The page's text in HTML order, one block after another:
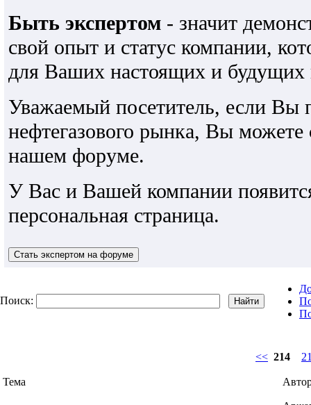
Быть экспертом - значит
свой опыт и статус компании,
для Ваших настоящих и будущих
Уважаемый посетитель, если Вы
нефтегазового рынка, Вы можете
нашем форуме.
У Вас и Вашей компании
персональная страница.
Поиск:
<< 214
Тема